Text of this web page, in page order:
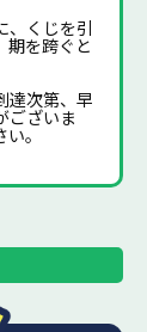
、くじを引
期を跨ぐと
達次第、早
ございま
。